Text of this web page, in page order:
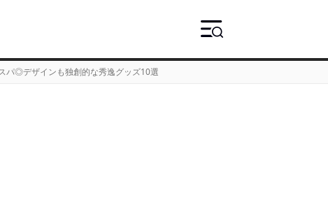
パ◎デザインも独創的な秀逸グッズ10選